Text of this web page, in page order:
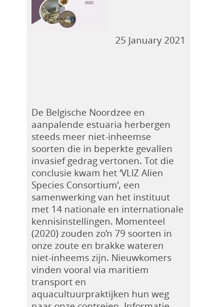
25 January 2021
De Belgische Noordzee en
aanpalende estuaria herbergen
steeds meer niet-inheemse
soorten die in beperkte gevallen
invasief gedrag vertonen. Tot die
conclusie kwam het ‘VLIZ Alien
Species Consortium’, een
samenwerking van het instituut
met 14 nationale en internationale
kennisinstellingen. Momenteel
(2020) zouden zo’n 79 soorten in
onze zoute en brakke wateren
niet-inheems zijn. Nieuwkomers
vinden vooral via maritiem
transport en
aquacultuurpraktijken hun weg